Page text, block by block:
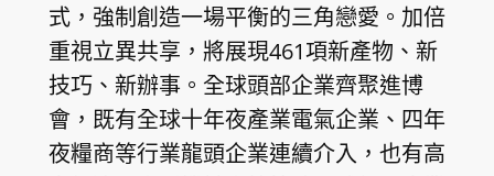
式，強制創造一場平衡的三角戀愛。加倍
重視立異共享，將展現461項新產物、新
技巧、新辦事。全球頭部企業齊聚進博
會，既有全球十年夜產業電氣企業、四年
夜糧商等行業龍頭企業連續介入，也有高